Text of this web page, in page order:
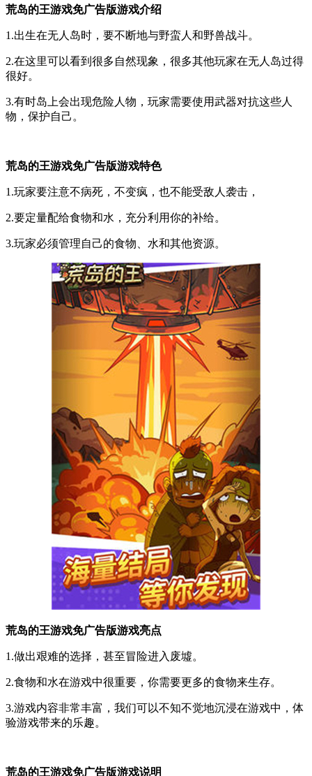
荒岛的王游戏免广告版游戏介绍
1.出生在无人岛时，要不断地与野蛮人和野兽战斗。
2.在这里可以看到很多自然现象，很多其他玩家在无人岛过得
很好。
3.有时岛上会出现危险人物，玩家需要使用武器对抗这些人
物，保护自己。
荒岛的王游戏免广告版游戏特色
1.玩家要注意不病死，不变疯，也不能受敌人袭击，
2.要定量配给食物和水，充分利用你的补给。
3.玩家必须管理自己的食物、水和其他资源。
荒岛的王游戏免广告版游戏亮点
1.做出艰难的选择，甚至冒险进入废墟。
2.食物和水在游戏中很重要，你需要更多的食物来生存。
3.游戏内容非常丰富，我们可以不知不觉地沉浸在游戏中，体
验游戏带来的乐趣。
荒岛的王游戏免广告版游戏说明